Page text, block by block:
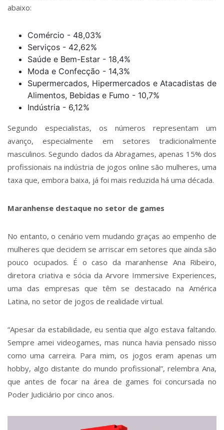
abaixo:
Comércio - 48,03%
Serviços - 42,62%
Saúde e Bem-Estar - 18,4%
Moda e Confecção - 14,3%
Supermercados, Hipermercados e Atacadistas de
Alimentos, Bebidas e Fumo - 10,7%
Indústria - 6,12%
Segundo especialistas, os números representam um
avanço, especialmente em setores tradicionalmente
masculinos. Segundo dados da Abragames, apenas 15% dos
profissionais na indústria de jogos online são mulheres, uma
taxa que, embora baixa, já foi mais reduzida há uma década.
Maranhense destaque no setor de games
No entanto, o cenário vem mudando graças ao empenho de
mulheres que decidem se arriscar em setores que ainda são
pouco ocupados. É o caso da maranhense Ana Ribeiro,
diretora criativa e sócia da Arvore Immersive Experiences,
uma das empresas que têm se destacado na América
Latina, no setor de jogos de realidade virtual.
“Apesar da estabilidade, eu sentia que algo estava faltando.
Sempre amei videogames, mas nunca havia pensado nisso
como uma carreira. Para mim, os jogos eram apenas um
hobby, algo distante do mundo profissional”, relembra Ana,
que antes de focar na área de games foi concursada no
Poder Judiciário por cinco anos.